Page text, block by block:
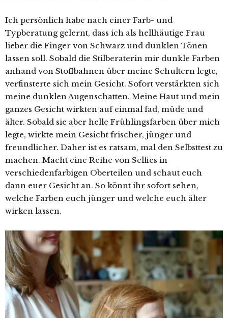
Ich persönlich habe nach einer Farb- und
Typberatung gelernt, dass ich als hellhäutige Frau
lieber die Finger von Schwarz und dunklen Tönen
lassen soll. Sobald die Stilberaterin mir dunkle Farben
anhand von Stoffbahnen über meine Schultern legte,
verfinsterte sich mein Gesicht. Sofort verstärkten sich
meine dunklen Augenschatten. Meine Haut und mein
ganzes Gesicht wirkten auf einmal fad, müde und
älter. Sobald sie aber helle Frühlingsfarben über mich
legte, wirkte mein Gesicht frischer, jünger und
freundlicher. Daher ist es ratsam, mal den Selbsttest zu
machen. Macht eine Reihe von Selfies in
verschiedenfarbigen Oberteilen und schaut euch
dann euer Gesicht an. So könnt ihr sofort sehen,
welche Farben euch jünger und welche euch älter
wirken lassen.